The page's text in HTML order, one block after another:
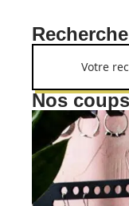
Recherche
Nos